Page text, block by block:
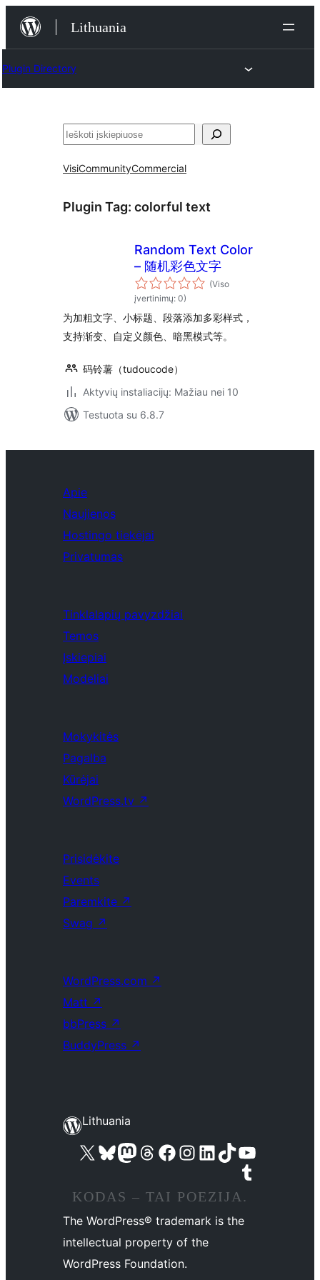
prie
Lithuania
Plugin Directory
Paieška
VisiCommunityCommercial
Plugin Tag: colorful text
Random Text Color
– 随机彩色文字
(Viso
įvertinimų: 0)
为加粗文字、小标题、段落添加多彩样式，
支持渐变、自定义颜色、暗黑模式等。
码铃薯（tudoucode）
Aktyvių instaliacijų: Mažiau nei 10
Testuota su 6.8.7
Apie
Naujienos
Hostingo tiekėjai
Privatumas
Tinklalapių pavyzdžiai
Temos
Įskiepiai
Modeliai
Mokykitės
Pagalba
Kūrėjai
WordPress.tv ↗
Prisidėkite
Events
Paremkite ↗
Swag ↗
WordPress.com ↗
Matt ↗
bbPress ↗
BuddyPress ↗
Lithuania
Visit our X (formerly Twitter) account
Apsilankykite mūsų Bluesky paskyroje
Visit our Mastodon account
Apsilankykite mūsų Threads paskyroje
Visit our Facebook pageVisit our Instagram account
Visit our LinkedIn account
Apsilankykite mūsų TikTok paskyroje
Visit our YouTube channel
Apsilankykite mūsų Tumblr paskyroje
KODAS – TAI POEZIJA.
The WordPress® trademark is the
intellectual property of the
WordPress Foundation.